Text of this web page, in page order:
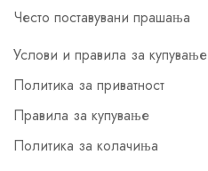
Често поставувани прашања
Услови и правила за купување
Политика за приватност
Правила за купување
Политика за колачиња